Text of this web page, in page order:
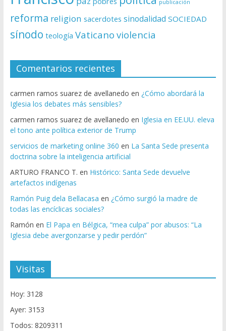
publicación
reforma religion sacerdotes sinodalidad SOCIEDAD
sínodo teología Vaticano violencia
Comentarios recientes
carmen ramos suarez de avellanedo en ¿Cómo abordará la
Iglesia los debates más sensibles?
carmen ramos suarez de avellanedo en Iglesia en EE.UU. eleva
el tono ante política exterior de Trump
servicios de marketing online 360 en La Santa Sede presenta
doctrina sobre la inteligencia artificial
ARTURO FRANCO T. en Histórico: Santa Sede devuelve
artefactos indígenas
Ramón Puig dela Bellacasa en ¿Cómo surgió la madre de
todas las encíclicas sociales?
Ramón en El Papa en Bélgica, “mea culpa” por abusos: “La
Iglesia debe avergonzarse y pedir perdón”
Visitas
Hoy: 3128
Ayer: 3153
Todos: 8209311